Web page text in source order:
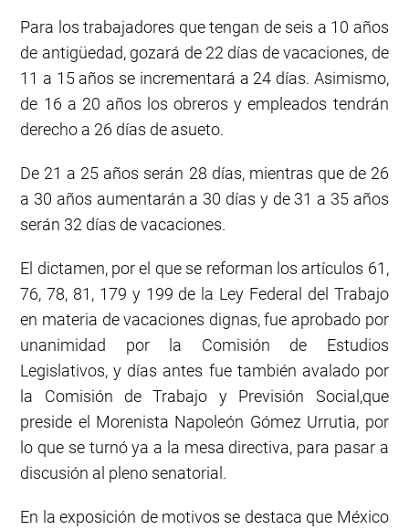
Para los trabajadores que tengan de seis a 10 años
de antigüedad, gozará de 22 días de vacaciones, de
11 a 15 años se incrementará a 24 días. Asimismo,
de 16 a 20 años los obreros y empleados tendrán
derecho a 26 días de asueto.
De 21 a 25 años serán 28 días, mientras que de 26
a 30 años aumentarán a 30 días y de 31 a 35 años
serán 32 días de vacaciones.
El dictamen, por el que se reforman los artículos 61,
76, 78, 81, 179 y 199 de la Ley Federal del Trabajo
en materia de vacaciones dignas, fue aprobado por
unanimidad por la Comisión de Estudios
Legislativos, y días antes fue también avalado por
la Comisión de Trabajo y Previsión Social,que
preside el Morenista Napoleón Gómez Urrutia, por
lo que se turnó ya a la mesa directiva, para pasar a
discusión al pleno senatorial.
En la exposición de motivos se destaca que México